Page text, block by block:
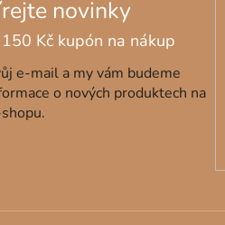
e-mail a my vám budeme
o nových produktech na